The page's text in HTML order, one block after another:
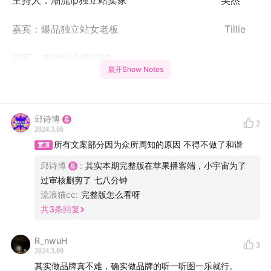
嘉宾：爆品独立站女老板 Tillie
嘉宾：支付行业资深BD
播客主理人/邱诗博
文案支持/ 樊夏青
推广支持/跨境都知道导航
96年女老板Tillie创业经历
27:00
关于Tillie的创业基因
展开Show Notes
邱诗博
2024.3.06
2
置顶 所有文案部分因为众所周知的原因 不得不做了和谐
邱诗博 : 其实本期完整版在苹果播客端，小宇宙为了
过审核删剪了 七八分钟
流浪猫cc: 完整版怎么看呀
共3条回复
R_nwuH
2024.3.09
3
其实做品牌真不难，确实做品牌的听一听图一乐就行。